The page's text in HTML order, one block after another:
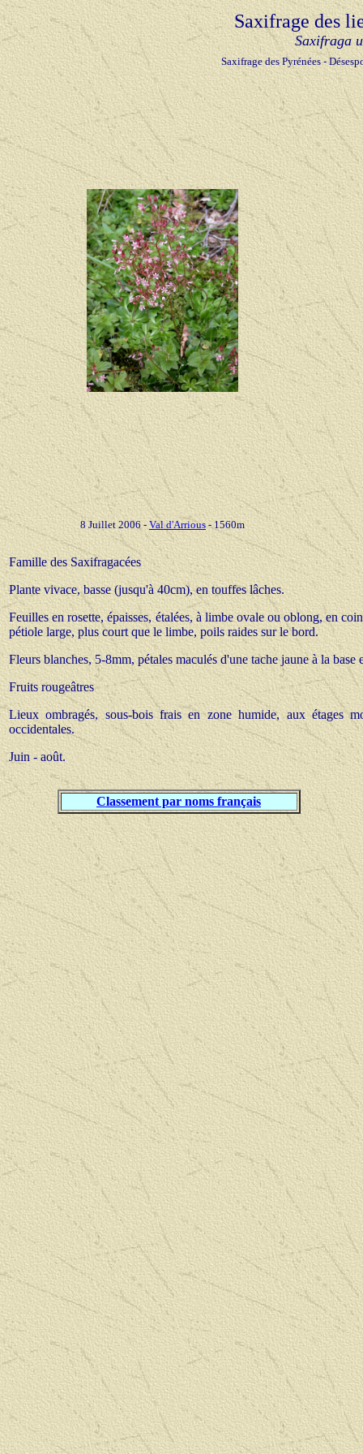
Saxifrage des
Saxifraga
Saxifrage des Pyrénées -
8 Juillet 2006 - Val d'Arrious- 1560m
Famille des Saxifragacées
Plante vivace, basse (jusqu'à 40cm), en touffes lâches.
Feuilles en rosette, épaisses, étalées, à limbe ovale ou oblong, en
pétiole large, plus court que le limbe, poils raides sur le bord.
Fleurs blanches, 5-8mm, pétales maculés d'une tache jaune à la base
Fruits rougeâtres
Lieux ombragés, sous-bois frais en zone humide, aux étages
occidentales.
Juin - août.
Classement par noms français